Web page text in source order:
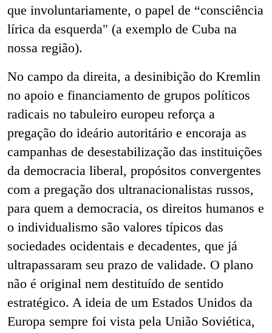
que involuntariamente, o papel de “consciência
lírica da esquerda" (a exemplo de Cuba na
nossa região).
No campo da direita, a desinibição do Kremlin
no apoio e financiamento de grupos políticos
radicais no tabuleiro europeu reforça a
pregação do ideário autoritário e encoraja as
campanhas de desestabilização das instituições
da democracia liberal, propósitos convergentes
com a pregação dos ultranacionalistas russos,
para quem a democracia, os direitos humanos e
o individualismo são valores típicos das
sociedades ocidentais e decadentes, que já
ultrapassaram seu prazo de validade. O plano
não é original nem destituído de sentido
estratégico. A ideia de um Estados Unidos da
Europa sempre foi vista pela União Soviética,